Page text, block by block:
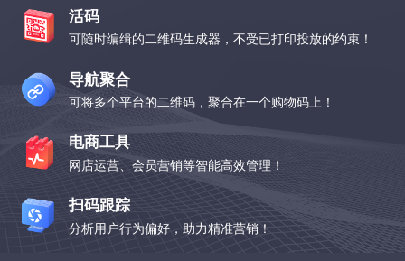
活码
可随时编缉的二维码生成器，不受已打印投放的约束！
导航聚合
可将多个平台的二维码，聚合在一个购物码上！
电商工具
网店运营、会员营销等智能高效管理！
扫码跟踪
分析用户行为偏好，助力精准营销！